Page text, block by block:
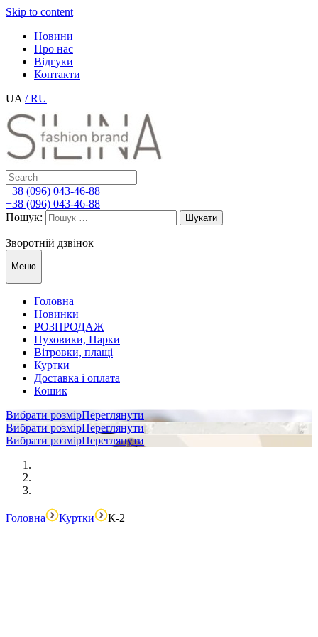
Skip to content
Новини
Про нас
Відгуки
Контакти
UA / RU
+38 (096) 043-46-88
+38 (096) 043-46-88
Пошук:
Зворотній дзвінок
Меню
Головна
Новинки
РОЗПРОДАЖ
Пуховики, Парки
Вітровки, плащі
Куртки
Доставка і оплата
Кошик
Вибрати розмірПереглянути
Вибрати розмірПереглянути
Вибрати розмірПереглянути
Головна Куртки К-2